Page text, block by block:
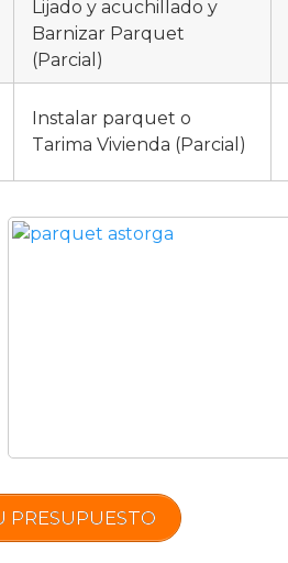
Lijado y acuchillado y
Barnizar Parquet
(Parcial)
Instalar parquet o
Tarima Vivienda (Parcial)
PRESUPUESTO